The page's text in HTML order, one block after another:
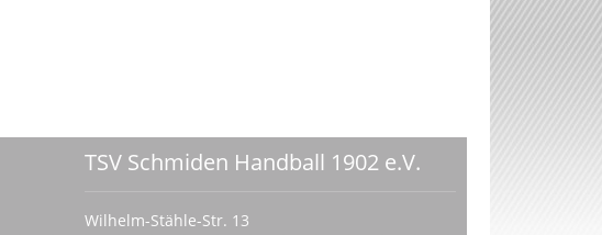
TSV Schmiden Handball 1902 e.V.
Wilhelm-Stähle-Str. 13